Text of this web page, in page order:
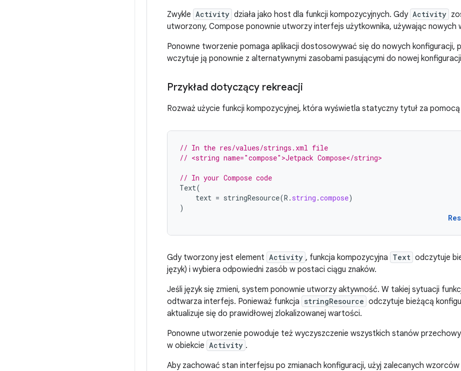
Zwykle Activity działa jako host dla funkcji kompozycyjnych. Gdy Activity
utworzony, Compose ponownie utworzy interfejs użytkownika, używając nowych
Ponowne tworzenie pomaga aplikacji dostosowywać się do nowych konfiguracji,
wczytuje ją ponownie z alternatywnymi zasobami pasującymi do nowej
Przykład dotyczący rekreacji
Rozważ użycie funkcji kompozycyjnej, która wyświetla statyczny tytuł za
// In the res/values/strings.xml file
// <string name="compose">Jetpack Compose</string>
// In your Compose code
Text(
text = stringResource(R . string .compose)
)
Gdy tworzony jest element Activity , funkcja kompozycyjna Text odczytuje
język) i wybiera odpowiedni zasób w postaci ciągu znaków.
Jeśli język się zmieni, system ponownie utworzy aktywność. W takiej sytuacji
odtwarza interfejs. Ponieważ funkcja stringResource odczytuje bieżącą
aktualizuje się do prawidłowej zlokalizowanej wartości.
Ponowne utworzenie powoduje też wyczyszczenie wszystkich stanów
w obiekcie Activity .
Aby zachować stan interfejsu po zmianach konfiguracji, użyj zalecanych